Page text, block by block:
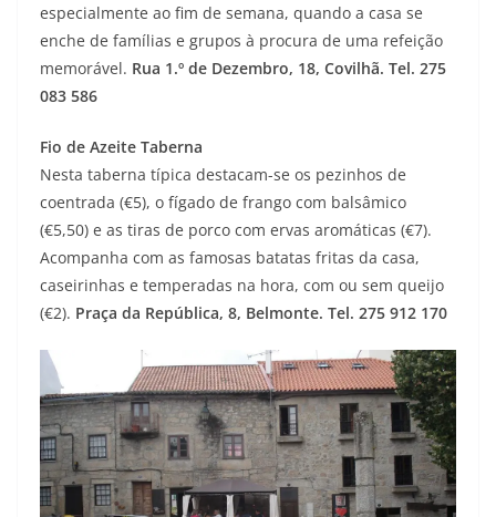
especialmente ao fim de semana, quando a casa se
enche de famílias e grupos à procura de uma refeição
memorável. Rua 1.º de Dezembro, 18, Covilhã. Tel. 275
083 586
Fio de Azeite Taberna
Nesta taberna típica destacam-se os pezinhos de
coentrada (€5), o fígado de frango com balsâmico
(€5,50) e as tiras de porco com ervas aromáticas (€7).
Acompanha com as famosas batatas fritas da casa,
caseirinhas e temperadas na hora, com ou sem queijo
(€2). Praça da República, 8, Belmonte. Tel. 275 912 170